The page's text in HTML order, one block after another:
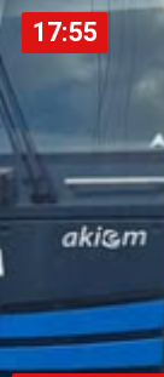
17:55
17:55